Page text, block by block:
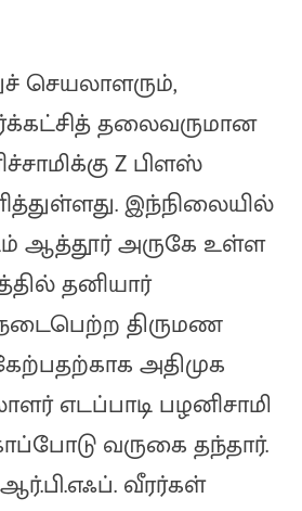
செயலாளரும்,
தலைவருமான
Z பிளஸ்
இந்நிலையில்
ஆத்தூர் அருகே உள்ள
தனியார்
திருமண
அதிமுக
எடப்பாடி பழனிசாமி
வருகை தந்தார்.
வீரர்கள்